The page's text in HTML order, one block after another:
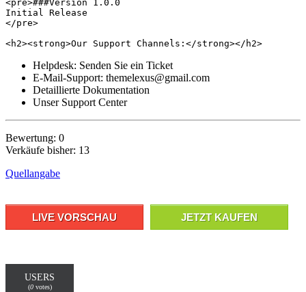
<pre>###Version 1.0.0
Initial Release
</pre>
Helpdesk: Senden Sie ein Ticket
E-Mail-Support: themelexus@gmail.com
Detaillierte Dokumentation
Unser Support Center
Bewertung: 0
Verkäufe bisher: 13
Quellangabe
LIVE VORSCHAU JETZT KAUFEN
USERS
(0votes)